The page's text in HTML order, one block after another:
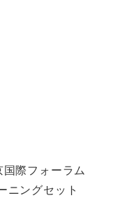
際フォーラム
ニングセット